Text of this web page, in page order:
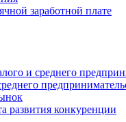
заработной плате
и среднего
развития конкуренции